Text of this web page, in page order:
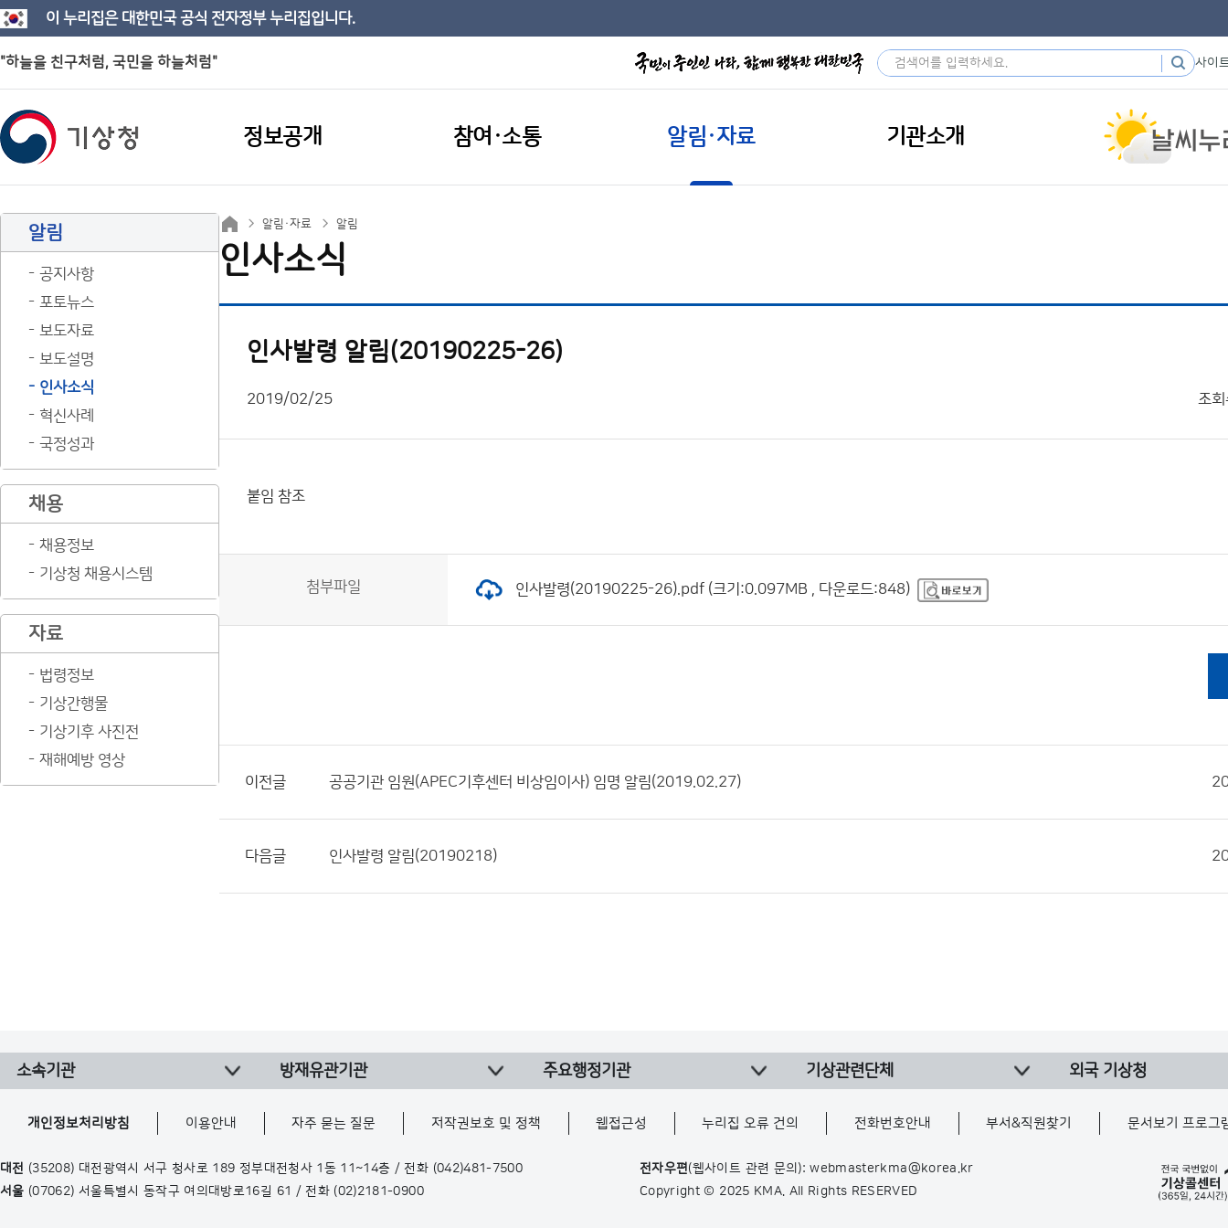
이 누리집은 대한민국 공식 전자정부 누리집입니다.
"하늘을 친구처럼, 국민을 하늘처럼" 사이
정보공개 참여·소통 알림·자료 기관소개
알림
공지사항
포토뉴스
보도자료
보도설명
인사소식
혁신사례
국정성과
채용
채용정보
기상청 채용시스템
자료
법령정보
기상간행물
기상기후 사진전
재해예방 영상
알림·자료 알림
인사소식
인사발령 알림(20190225-26)
2019/02/25 조회
붙임 참조
첨부파일 인사발령(20190225-26).pdf (크기:0.097MB , 다운로드:848)
이전글 공공기관 임원(APEC기후센터 비상임이사) 임명 알림(2019.02.27)
다음글 인사발령 알림(20190218)
소속기관 방재유관기관 주요행정기관 기상관련단체 외국 기상청
개인정보처리방침 이용안내 자주 묻는 질문 저작권보호 및 정책 웹접근성 누리집 오류 건의 전화번호안내 부서&직원찾기 문서보기 프로그
대전 (35208) 대전광역시 서구 청사로 189 정부대전청사 1동 11~14층 / 전화 (042)481-7500
서울 (07062) 서울특별시 동작구 여의대방로16길 61 / 전화 (02)2181-0900
전자우편(웹사이트 관련 문의): webmasterkma@korea.kr
Copyright © 2025 KMA. All Rights RESERVED